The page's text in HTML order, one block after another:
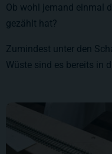
Ob wohl jemand einmal
gezählt hat?
Zumindest unter den
Wüste sind es bereits in